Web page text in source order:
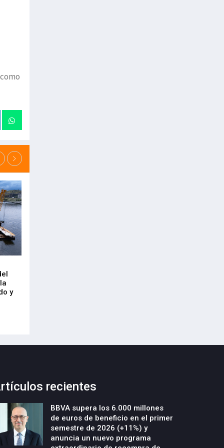
y
recientes
BBVA supera los 6.000 millones
de euros de beneficio en el primer
semestre de 2026 (+11%) y
anuncia un nuevo programa